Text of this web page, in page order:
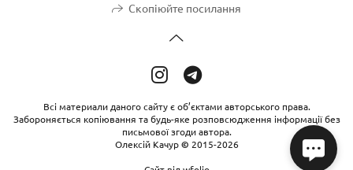
Скопіюйте посилання
Всі материали даного сайту є об’єктами авторського права.
Забороняється копіювання та будь-яке розповсюдження інформації без
письмової згоди автора.
Олексій Качур© 2015-2026